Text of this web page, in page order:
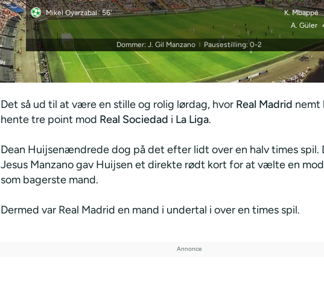
Mikel Oyarzabal 56' K. Mbappé
A. Güler
Dommer: J. Gil Manzano | Pausestilling: 0-2
Det så ud til at være en stille og rolig lørdag, hvor Real Madrid nemt
hente tre point mod Real Sociedad i La Liga.
Dean Huijsenændrede dog på det efter lidt over en halv times spil.
Jesus Manzano gav Huijsen et direkte rødt kort for at vælte en
som bagerste mand.
Dermed var Real Madrid en mand i undertal i over en times spil.